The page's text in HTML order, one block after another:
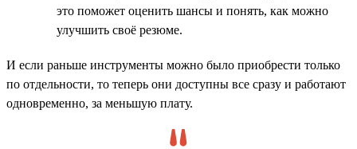
это поможет оценить шансы и понять, как можно
улучшить своё резюме.
И если раньше инструменты можно было приобрести только
по отдельности, то теперь они доступны все сразу и работают
одновременно, за меньшую плату.